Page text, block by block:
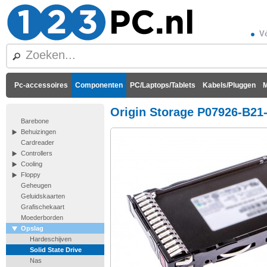
Pc-accessoires Componenten PC/Laptops/Tablets Kabels/Pluggen
Barebone
Behuizingen
Cardreader
Controllers
Cooling
Floppy
Geheugen
Geluidskaarten
Grafischekaart
Moederborden
Opslag
Hardeschijven
Solid State Drive
Nas
Origin Storage P07926-